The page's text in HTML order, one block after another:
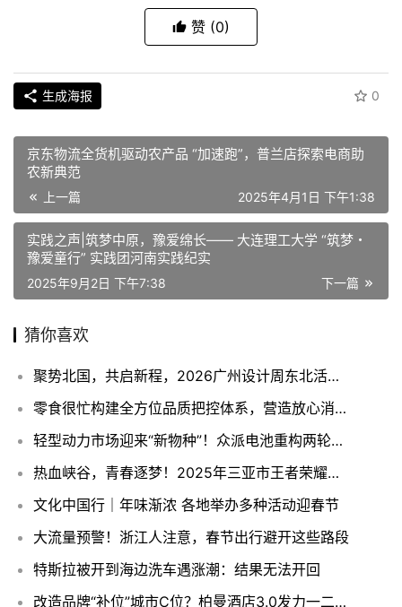
赞 (0)
生成海报 0
京东物流全货机驱动农产品 “加速跑”，普兰店探索电商助
农新典范
上一篇 2025年4月1日 下午1:38
实践之声|筑梦中原，豫爱绵长—— 大连理工大学 “筑梦・
豫爱童行” 实践团河南实践纪实
下一篇
2025年9月2日 下午7:38
猜你喜欢
聚势北国，共启新程，2026广州设计周东北活动周盛大启幕，东北设计产业联盟正式成立！
零食很忙构建全方位品质把控体系，营造放心消费环境
轻型动力市场迎来“新物种”！众派电池重构两轮、三轮动力电池格局
热血峡谷，青春逐梦！2025年三亚市王者荣耀高校邀请赛圆满落幕！
文化中国行｜年味渐浓 各地举办多种活动迎春节
大流量预警！浙江人注意，春节出行避开这些路段
特斯拉被开到海边洗车遇涨潮：结果无法开回
改造品牌“补位”城市C位？柏曼酒店3.0发力一二线城市存量焕新